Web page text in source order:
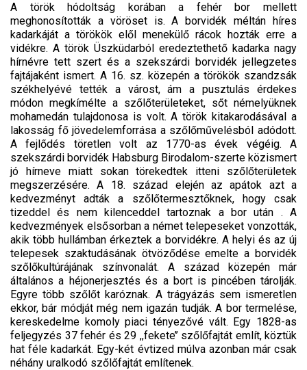
A török hódoltság korában a fehér bor mellett
meghonosították a vöröset is. A borvidék méltán híres
kadarkáját a törökök elől menekülő rácok hozták erre a
vidékre. A török Üszküdarból eredeztethető kadarka nagy
hírnévre tett szert és a szekszárdi borvidék jellegzetes
fajtájaként ismert. A 16. sz. közepén a törökök szandzsák
székhelyévé tették a várost, ám a pusztulás érdekes
módon megkímélte a szőlőterületeket, sőt némelyüknek
mohamedán tulajdonosa is volt. A török kitakarodásával a
lakosság fő jövedelemforrása a szőlőművelésból adódott.
A fejlődés töretlen volt az 1770-as évek végéig. A
szekszárdi borvidék Habsburg Birodalom-szerte közismert
jó hírneve miatt sokan törekedtek itteni szőlőterületek
megszerzésére. A 18. század elején az apátok azt a
kedvezményt adták a szőlőtermesztőknek, hogy csak
tizeddel és nem kilenceddel tartoznak a bor után . A
kedvezmények elsősorban a német telepeseket vonzották,
akik több hullámban érkeztek a borvidékre. A helyi és az új
telepesek szaktudásának ötvöződése emelte a borvidék
szőlőkultúrájának színvonalát. A század közepén már
általános a héjonerjesztés és a bort is pincében tárolják.
Egyre több szőlőt karóznak. A trágyázás sem ismeretlen
ekkor, bár módját még nem igazán tudják. A bor termelése,
kereskedelme komoly piaci tényezővé vált. Egy 1828-as
feljegyzés 37 fehér és 29 ,,fekete’’ szőlőfajtát említ, köztük
hat féle kadarkát. Egy-két évtized múlva azonban már csak
néhány uralkodó szőlőfajtát említenek.